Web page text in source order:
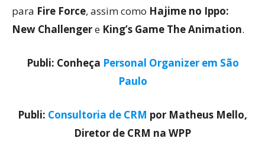
para Fire Force, assim como Hajime no Ippo:
New Challengere King’s Game The Animation.
Publi: Conheça Personal Organizer em São
Paulo
Publi: Consultoria de CRM por Matheus Mello,
Diretor de CRM na WPP